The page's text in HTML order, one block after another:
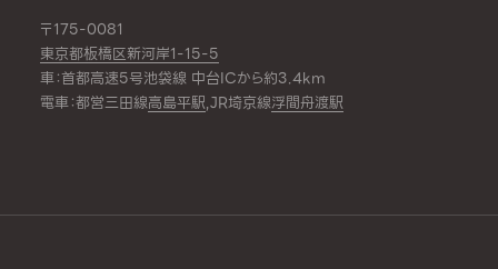
〒175-0081
東京都板橋区新河岸1-15-5
車：首都高速5号池袋線 中台ICから約3.4km
電車：都営三田線高島平駅,JR埼京線浮間舟渡駅